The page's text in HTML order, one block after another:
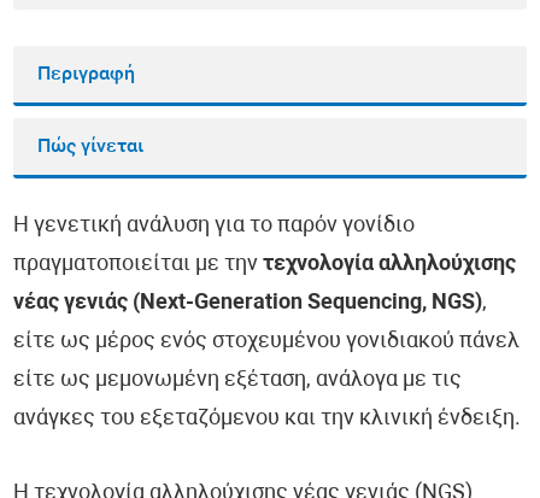
Περιγραφή
Πώς γίνεται
Η γενετική ανάλυση για το παρόν γονίδιο
πραγματοποιείται με τηντεχνολογία αλληλούχισης
νέας γενιάς (Next-Generation Sequencing, NGS),
είτε ως μέρος ενός στοχευμένου γονιδιακού πάνελ
είτε ως μεμονωμένη εξέταση, ανάλογα με τις
ανάγκες του εξεταζόμενου και την κλινική ένδειξη.